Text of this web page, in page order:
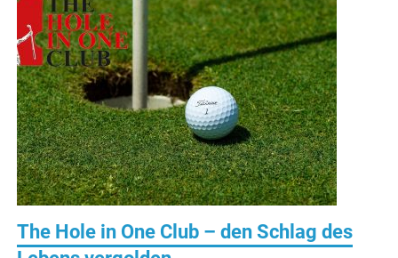
The Hole in One Club – den Schlag des